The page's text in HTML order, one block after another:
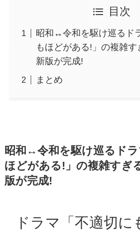
目次
昭和↔令和を駆け巡るド
もほどがある!」の複雑
新版が完成!
まとめ
昭和↔令和を駆け巡るド
ほどがある!」の複雑すぎ
版が完成!
ドラマ「不適切に